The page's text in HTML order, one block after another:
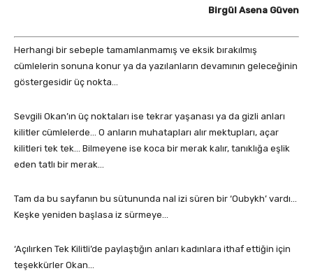
Birgül Asena Güven
Herhangi bir sebeple tamamlanmamış ve eksik bırakılmış
cümlelerin sonuna konur ya da yazılanların devamının geleceğinin
göstergesidir üç nokta…
Sevgili Okan’ın üç noktaları ise tekrar yaşanası ya da gizli anları
kilitler cümlelerde… O anların muhatapları alır mektupları, açar
kilitleri tek tek… Bilmeyene ise koca bir merak kalır, tanıklığa eşlik
eden tatlı bir merak…
Tam da bu sayfanın bu sütununda nal izi süren bir ‘Oubykh’ vardı…
Keşke yeniden başlasa iz sürmeye…
‘Açılırken Tek Kilitli’de paylaştığın anları kadınlara ithaf ettiğin için
teşekkürler Okan…